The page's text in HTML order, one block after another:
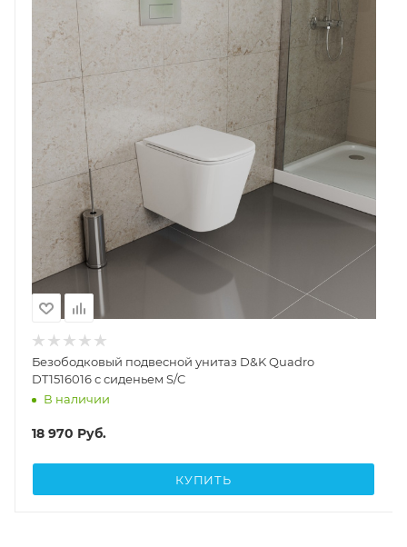
Безободковый подвесной унитаз D&K Quadro
DT1516016 с сиденьем S/C
В наличии
18 970 Руб.
КУПИТЬ